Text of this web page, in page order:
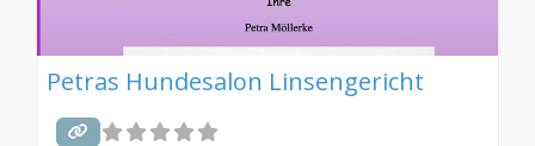
Petras Hundesalon Linsengericht